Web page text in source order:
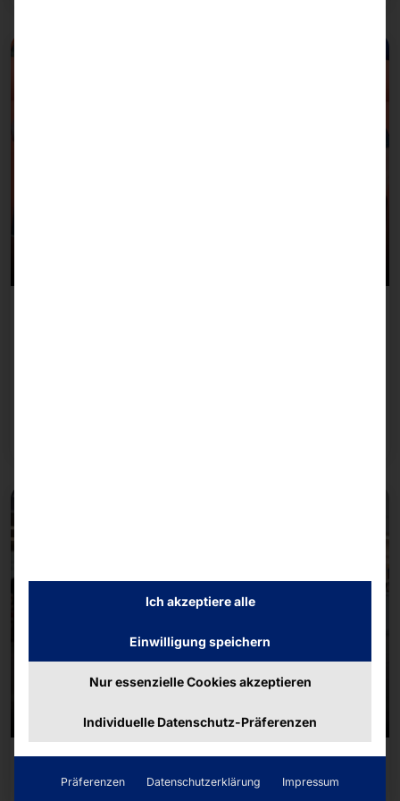
Besuchermanagement 2.0 mit sicheren
Ich akzeptiere alle
Einwilligung speichern
Nur essenzielle Cookies akzeptieren
Individuelle Datenschutz-Präferenzen
Präferenzen Datenschutzerklärung Impressum